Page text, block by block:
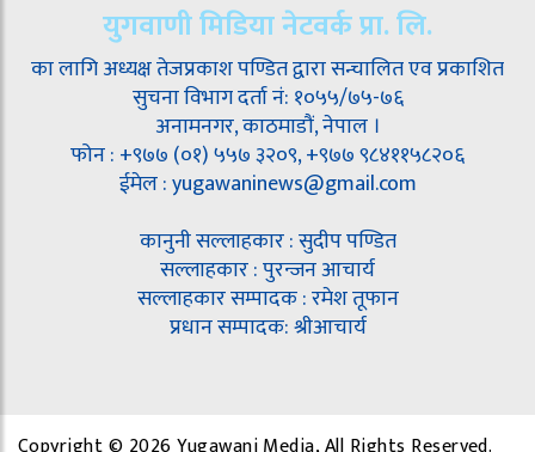
युगवाणी मिडिया नेटवर्क प्रा. लि.
का लागि अध्यक्ष तेजप्रकाश पण्डित द्वारा सन्चालित एव प्रकाशित
सुचना विभाग दर्ता नं: १०५५/७५-७६
अनामनगर, काठमाडौं, नेपाल ।
फोन : +९७७ (०१) ५५७ ३२०९, +९७७ ९८४११५८२०६
ईमेल : yugawaninews@gmail.com
कानुनी सल्लाहकार : सुदीप पण्डित
सल्लाहकार : पुरन्जन आचार्य
सल्लाहकार सम्पादक : रमेश तूफान
प्रधान सम्पादक: श्रीआचार्य